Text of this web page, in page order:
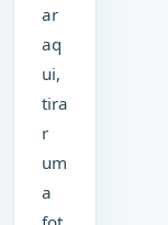
ar
aq
ui,
tira
r
um
a